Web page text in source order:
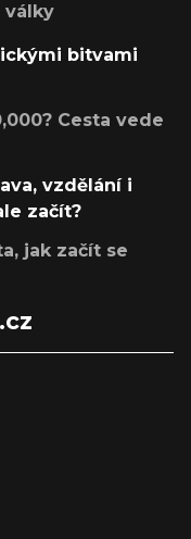
války
bitvami
Cesta vede
vzdělání i
začít?
jak začít se